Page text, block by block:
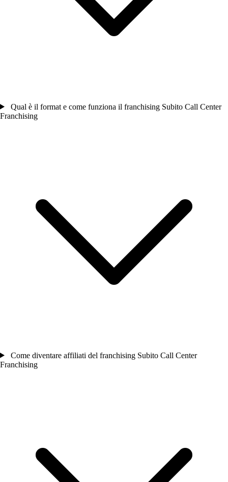
Qual è il format e come funziona il franchising Subito Call Center
Franchising
Come diventare affiliati del franchising Subito Call Center
Franchising